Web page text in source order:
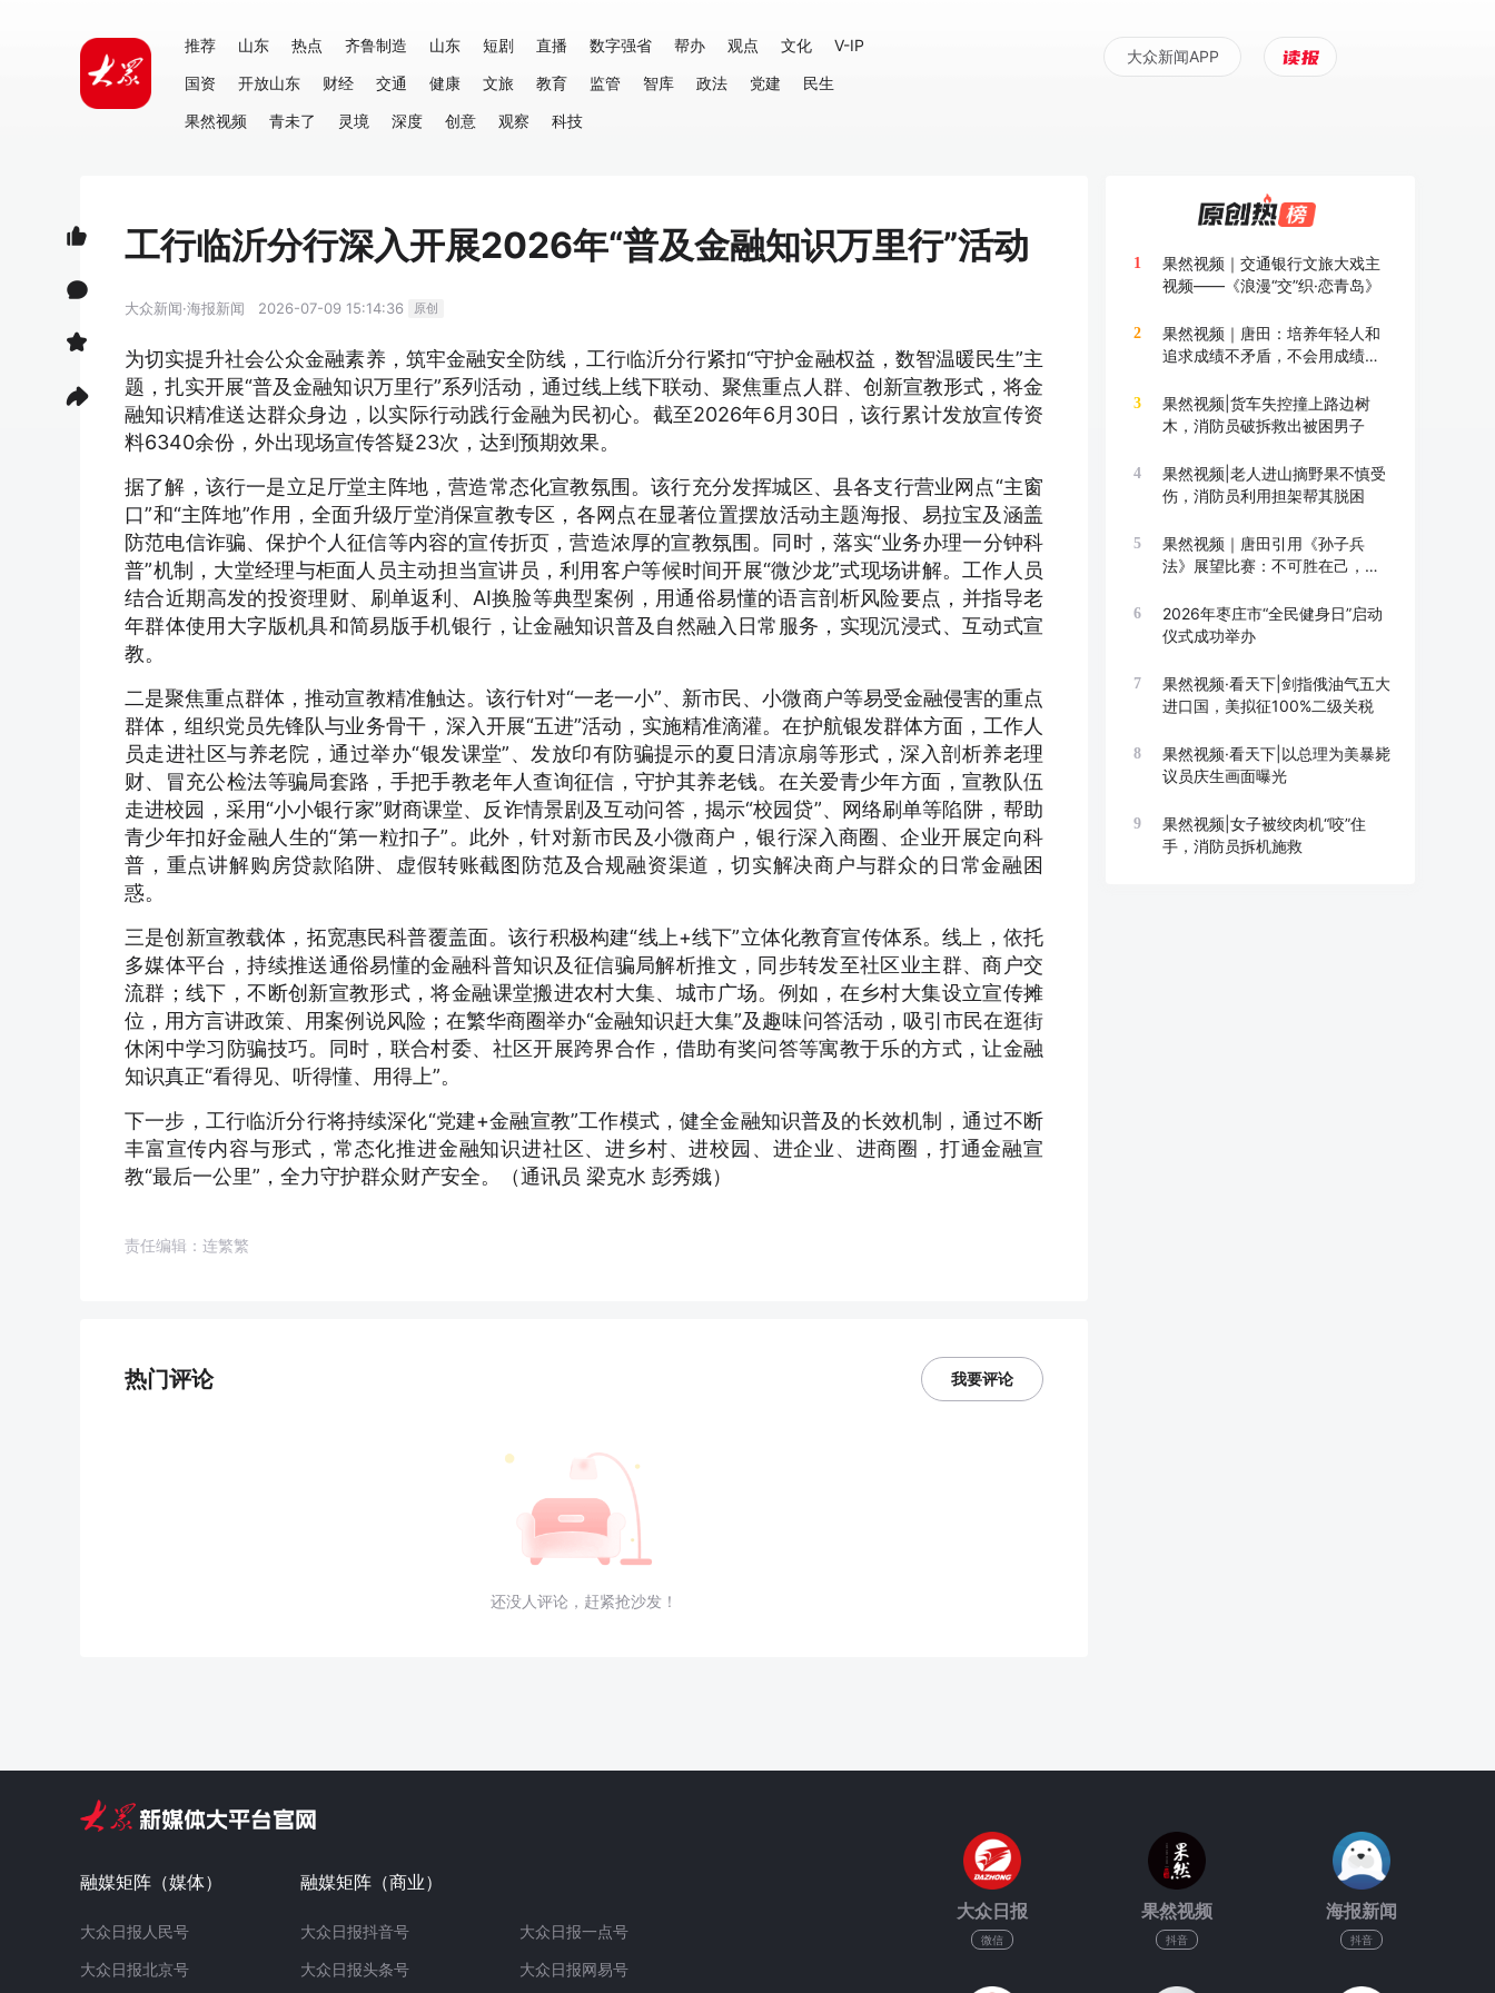
推荐 山东 热点 齐鲁制造 山东 短剧 直播 数字强省 帮办 观点 文化
V-IP
国资
开放山东 财经 交通 健康 文旅 教育 监管 智库 政法 党建
民生
果然视频
青未了 灵境 深度 创意 观察 科技
大众新闻APP
工行临沂分行深入开展2026年“普及金融知识万里行”活动
大众新闻·海报新闻 2026-07-09 15:14:36 原创
为切实提升社会公众金融素养，筑牢金融安全防线，工行临沂分行紧扣“守护金融权益，数智温暖民生”主
题，扎实开展“普及金融知识万里行”系列活动，通过线上线下联动、聚焦重点人群、创新宣教形式，将金
融知识精准送达群众身边，以实际行动践行金融为民初心。截至2026年6月30日，该行累计发放宣传资
料6340余份，外出现场宣传答疑23次，达到预期效果。
据了解，该行一是立足厅堂主阵地，营造常态化宣教氛围。该行充分发挥城区、县各支行营业网点“主窗
口”和“主阵地”作用，全面升级厅堂消保宣教专区，各网点在显著位置摆放活动主题海报、易拉宝及涵盖
防范电信诈骗、保护个人征信等内容的宣传折页，营造浓厚的宣教氛围。同时，落实“业务办理一分钟科
普”机制，大堂经理与柜面人员主动担当宣讲员，利用客户等候时间开展“微沙龙”式现场讲解。工作人员
结合近期高发的投资理财、刷单返利、AI换脸等典型案例，用通俗易懂的语言剖析风险要点，并指导老
年群体使用大字版机具和简易版手机银行，让金融知识普及自然融入日常服务，实现沉浸式、互动式宣
教。
二是聚焦重点群体，推动宣教精准触达。该行针对“一老一小”、新市民、小微商户等易受金融侵害的重点
群体，组织党员先锋队与业务骨干，深入开展“五进”活动，实施精准滴灌。在护航银发群体方面，工作人
员走进社区与养老院，通过举办“银发课堂”、发放印有防骗提示的夏日清凉扇等形式，深入剖析养老理
财、冒充公检法等骗局套路，手把手教老年人查询征信，守护其养老钱。在关爱青少年方面，宣教队伍
走进校园，采用“小小银行家”财商课堂、反诈情景剧及互动问答，揭示“校园贷”、网络刷单等陷阱，帮助
青少年扣好金融人生的“第一粒扣子”。此外，针对新市民及小微商户，银行深入商圈、企业开展定向科
普，重点讲解购房贷款陷阱、虚假转账截图防范及合规融资渠道，切实解决商户与群众的日常金融困
惑。
三是创新宣教载体，拓宽惠民科普覆盖面。该行积极构建“线上+线下”立体化教育宣传体系。线上，依托
多媒体平台，持续推送通俗易懂的金融科普知识及征信骗局解析推文，同步转发至社区业主群、商户交
流群；线下，不断创新宣教形式，将金融课堂搬进农村大集、城市广场。例如，在乡村大集设立宣传摊
位，用方言讲政策、用案例说风险；在繁华商圈举办“金融知识赶大集”及趣味问答活动，吸引市民在逛街
休闲中学习防骗技巧。同时，联合村委、社区开展跨界合作，借助有奖问答等寓教于乐的方式，让金融
知识真正“看得见、听得懂、用得上”。
下一步，工行临沂分行将持续深化“党建+金融宣教”工作模式，健全金融知识普及的长效机制，通过不断
丰富宣传内容与形式，常态化推进金融知识进社区、进乡村、进校园、进企业、进商圈，打通金融宣
教“最后一公里”，全力守护群众财产安全。（通讯员 梁克水 彭秀娥）
责任编辑：连繁繁
热门评论 我要评论
还没人评论，赶紧抢沙发！
1
果然视频｜交通银行文旅大戏主
视频——《浪漫“交”织·恋青岛》
2
果然视频｜唐田：培养年轻人和
追求成绩不矛盾，不会用成绩换
3
果然视频|货车失控撞上路边树
木，消防员破拆救出被困男子
4
果然视频|老人进山摘野果不慎受
伤，消防员利用担架帮其脱困
5
果然视频｜唐田引用《孙子兵
法》展望比赛：不可胜在己，可
6
2026年枣庄市“全民健身日”启动
仪式成功举办
7
果然视频·看天下|剑指俄油气五大
进口国，美拟征100%二级关税
8
果然视频·看天下|以总理为美暴毙
议员庆生画面曝光
9
果然视频|女子被绞肉机“咬”住
手，消防员拆机施救
融媒矩阵（媒体）
大众日报人民号
大众日报北京号
融媒矩阵（商业）
大众日报抖音号
大众日报头条号
大众日报一点号
大众日报网易号
大众日报
微信
果然视频
抖音
海报新闻
抖音